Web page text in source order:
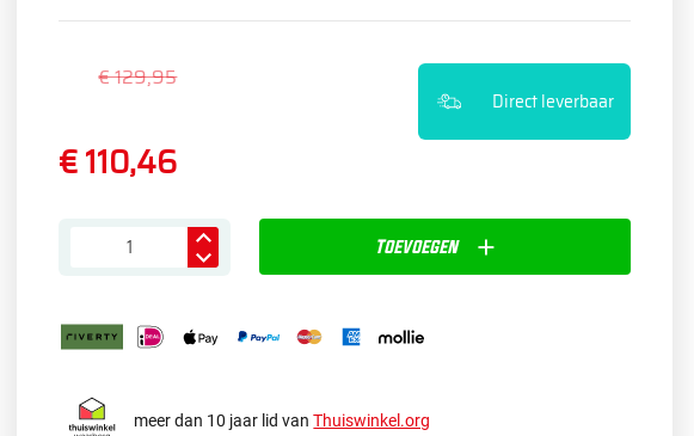
€ 129,95
€ 110,46
Direct leverbaar
Toevoegen
meer dan 10 jaar lid vanThuiswinkel.org